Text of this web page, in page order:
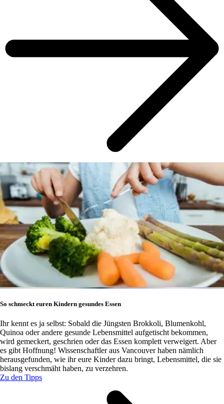
So schmeckt euren Kindern gesundes Essen
Ihr kennt es ja selbst: Sobald die Jüngsten Brokkoli, Blumenkohl,
Quinoa oder andere gesunde Lebensmittel aufgetischt bekommen,
wird gemeckert, geschrien oder das Essen komplett verweigert. Aber
es gibt Hoffnung! Wissenschaftler aus Vancouver haben nämlich
herausgefunden, wie ihr eure Kinder dazu bringt, Lebensmittel, die sie
bislang verschmäht haben, zu verzehren.
Zu den Tipps